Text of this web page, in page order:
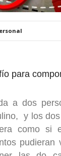
para
a dos
y los
como si
pudieran